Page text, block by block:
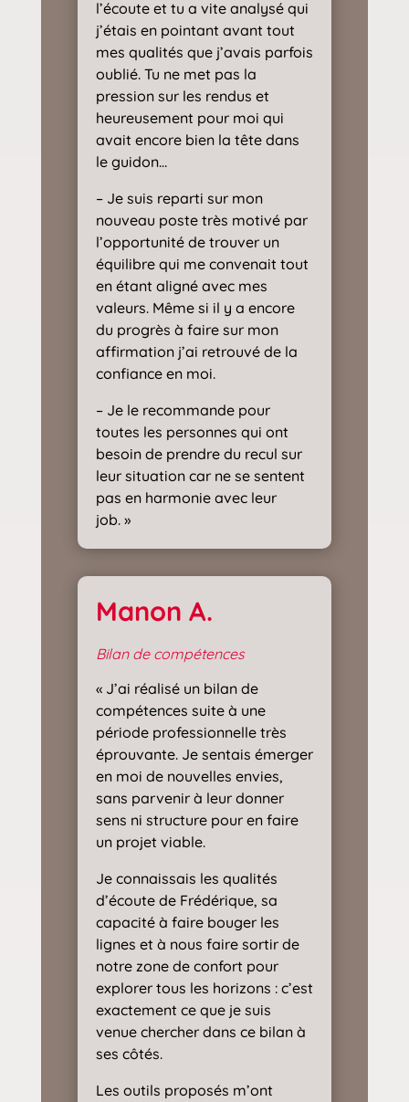
l’écoute et tu a vite analysé qui
j’étais en pointant avant tout
mes qualités que j’avais parfois
oublié. Tu ne met pas la
pression sur les rendus et
heureusement pour moi qui
avait encore bien la tête dans
le guidon…
– Je suis reparti sur mon
nouveau poste très motivé par
l’opportunité de trouver un
équilibre qui me convenait tout
en étant aligné avec mes
valeurs. Même si il y a encore
du progrès à faire sur mon
affirmation j’ai retrouvé de la
confiance en moi.
– Je le recommande pour
toutes les personnes qui ont
besoin de prendre du recul sur
leur situation car ne se sentent
pas en harmonie avec leur
job. »
Manon A.
Bilan de compétences
« J’ai réalisé un bilan de
compétences suite à une
période professionnelle très
éprouvante. Je sentais émerger
en moi de nouvelles envies,
sans parvenir à leur donner
sens ni structure pour en faire
un projet viable.
Je connaissais les qualités
d’écoute de Frédérique, sa
capacité à faire bouger les
lignes et à nous faire sortir de
notre zone de confort pour
explorer tous les horizons : c’est
exactement ce que je suis
venue chercher dans ce bilan à
ses côtés.
Les outils proposés m’ont